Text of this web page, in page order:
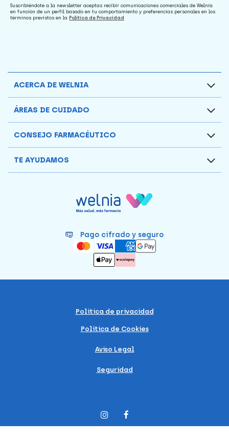
Suscribiéndote a la newsletter aceptas recibir comunicaciones comerciales de Welnia
en función de un perfil basado en tu comportamiento y preferencias personales en los
términos previstos en la Política de Privacidad
Pago cifrado y seguro
ACERCA DE WELNIA
ÁREAS DE CUIDADO
CONSEJO FARMACÉUTICO
TE AYUDAMOS
Política de privacidad
Política de Cookies
Aviso Legal
Seguridad